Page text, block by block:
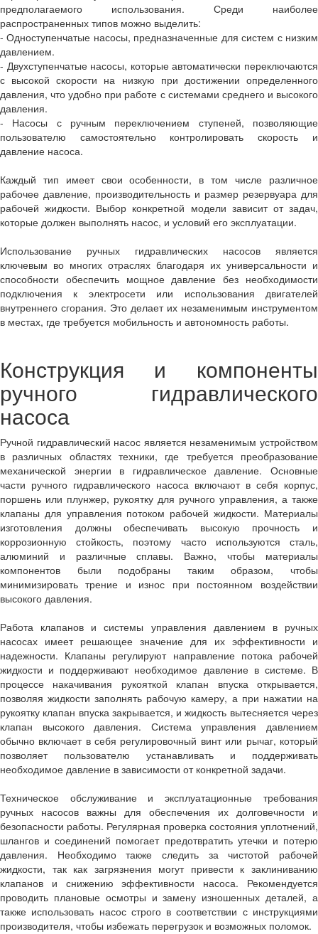
предполагаемого использования. Среди наиболее
распространенных типов можно выделить:
- Одноступенчатые насосы, предназначенные для систем с низким
давлением.
- Двухступенчатые насосы, которые автоматически переключаются
с высокой скорости на низкую при достижении определенного
давления, что удобно при работе с системами среднего и высокого
давления.
- Насосы с ручным переключением ступеней, позволяющие
пользователю самостоятельно контролировать скорость и
давление насоса.
Каждый тип имеет свои особенности, в том числе различное
рабочее давление, производительность и размер резервуара для
рабочей жидкости. Выбор конкретной модели зависит от задач,
которые должен выполнять насос, и условий его эксплуатации.
Использование ручных гидравлических насосов является
ключевым во многих отраслях благодаря их универсальности и
способности обеспечить мощное давление без необходимости
подключения к электросети или использования двигателей
внутреннего сгорания. Это делает их незаменимым инструментом
в местах, где требуется мобильность и автономность работы.
Конструкция и компоненты
ручного гидравлического
насоса
Ручной гидравлический насос является незаменимым устройством
в различных областях техники, где требуется преобразование
механической энергии в гидравлическое давление. Основные
части ручного гидравлического насоса включают в себя корпус,
поршень или плунжер, рукоятку для ручного управления, а также
клапаны для управления потоком рабочей жидкости. Материалы
изготовления должны обеспечивать высокую прочность и
коррозионную стойкость, поэтому часто используются сталь,
алюминий и различные сплавы. Важно, чтобы материалы
компонентов были подобраны таким образом, чтобы
минимизировать трение и износ при постоянном воздействии
высокого давления.
Работа клапанов и системы управления давлением в ручных
насосах имеет решающее значение для их эффективности и
надежности. Клапаны регулируют направление потока рабочей
жидкости и поддерживают необходимое давление в системе. В
процессе накачивания рукояткой клапан впуска открывается,
позволяя жидкости заполнять рабочую камеру, а при нажатии на
рукоятку клапан впуска закрывается, и жидкость вытесняется через
клапан высокого давления. Система управления давлением
обычно включает в себя регулировочный винт или рычаг, который
позволяет пользователю устанавливать и поддерживать
необходимое давление в зависимости от конкретной задачи.
Техническое обслуживание и эксплуатационные требования
ручных насосов важны для обеспечения их долговечности и
безопасности работы. Регулярная проверка состояния уплотнений,
шлангов и соединений помогает предотвратить утечки и потерю
давления. Необходимо также следить за чистотой рабочей
жидкости, так как загрязнения могут привести к заклиниванию
клапанов и снижению эффективности насоса. Рекомендуется
проводить плановые осмотры и замену изношенных деталей, а
также использовать насос строго в соответствии с инструкциями
производителя, чтобы избежать перегрузок и возможных поломок.